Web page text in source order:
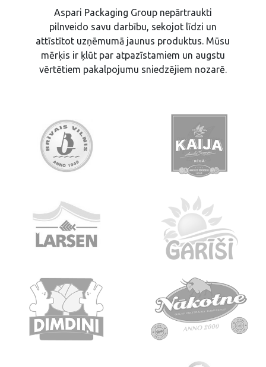
Aspari Packaging Group nepārtraukti
pilnveido savu darbību, sekojot līdzi un
attīstītot uzņēmumā jaunus produktus. Mūsu
mērķis ir ķlūt par atpazīstamiem un augstu
vērtētiem pakalpojumu sniedzējiem nozarē.